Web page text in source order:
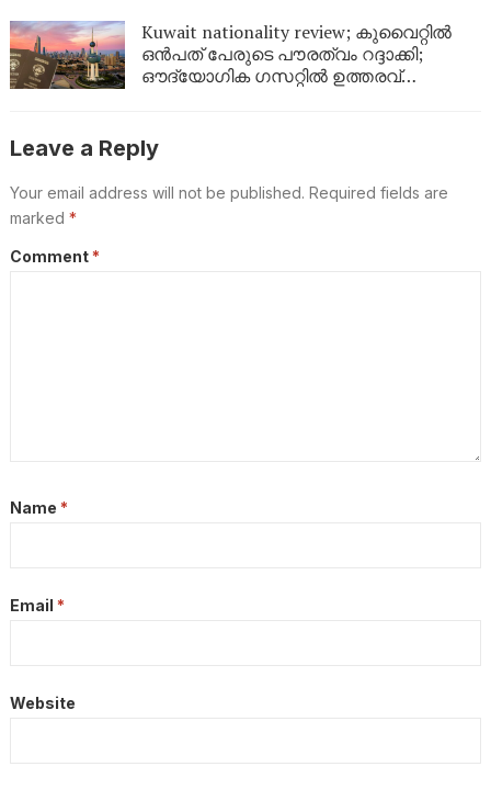
Kuwait nationality review; കുവൈറ്റിൽ
ഒൻപത് പേരുടെ പൗരത്വം റദ്ദാക്കി;
ഔദ്യോഗിക ഗസറ്റിൽ ഉത്തരവ്
Leave a Reply
Your email address will not be published. Required fields are
marked *
Comment *
Name *
Email *
Website